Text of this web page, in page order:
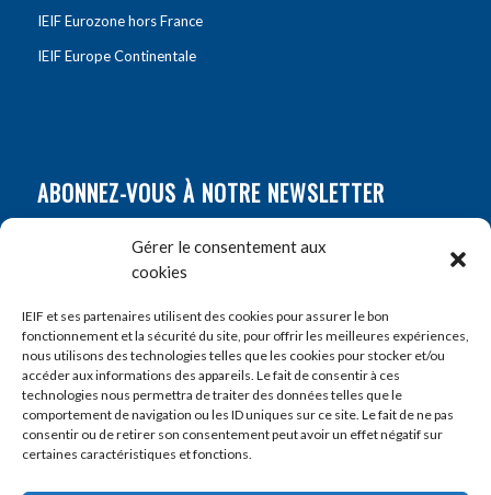
Gérer le consentement aux
cookies
IEIF et ses partenaires utilisent des cookies pour assurer le bon
fonctionnement et la sécurité du site, pour offrir les meilleures expériences,
nous utilisons des technologies telles que les cookies pour stocker et/ou
accéder aux informations des appareils. Le fait de consentir à ces
technologies nous permettra de traiter des données telles que le
comportement de navigation ou les ID uniques sur ce site. Le fait de ne pas
consentir ou de retirer son consentement peut avoir un effet négatif sur
certaines caractéristiques et fonctions.
IEIF Eurozone hors France
IEIF Europe Continentale
ABONNEZ-VOUS À NOTRE NEWSLETTER
Prénom*
E-mail*